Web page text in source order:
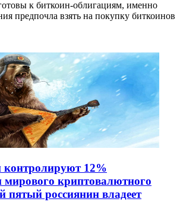
к биткоин-облигациям, именно
предпочла взять на покупку биткоинов
контролируют 12%
мирового криптовалютного
россиянин владеет